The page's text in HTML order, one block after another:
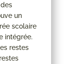
un
scolaire
intégrée.
restes